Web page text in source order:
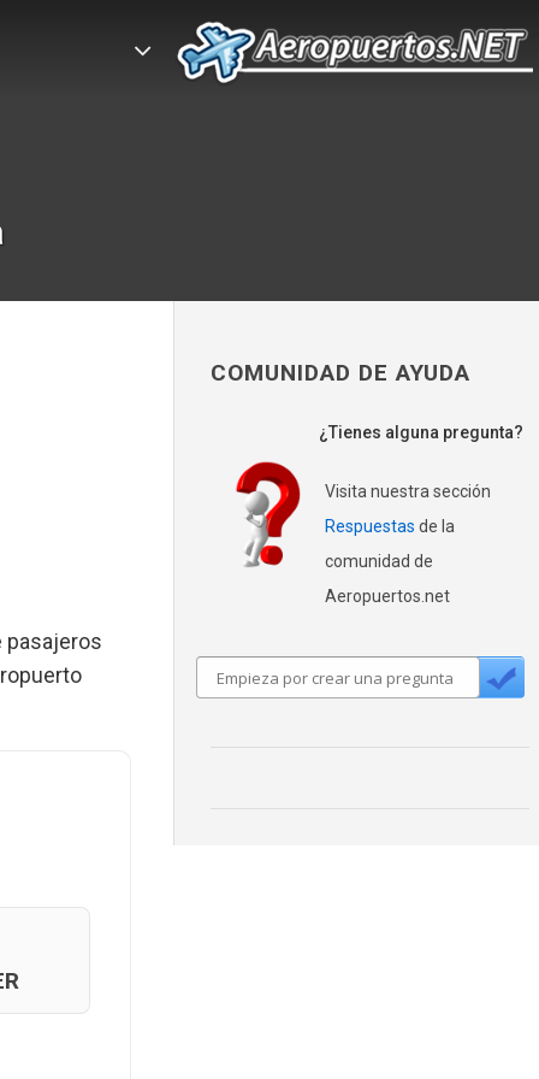
pasajeros
COMUNIDAD DE AYUDA
¿Tienes alguna pregunta?
Visita nuestra sección
Respuestas de la
comunidad de
Aeropuertos.net